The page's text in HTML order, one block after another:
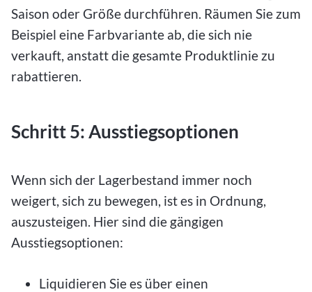
Saison oder Größe durchführen. Räumen Sie zum
Beispiel eine Farbvariante ab, die sich nie
verkauft, anstatt die gesamte Produktlinie zu
rabattieren.
Schritt 5: Ausstiegsoptionen
Wenn sich der Lagerbestand immer noch
weigert, sich zu bewegen, ist es in Ordnung,
auszusteigen. Hier sind die gängigen
Ausstiegsoptionen:
Liquidieren Sie es über einen